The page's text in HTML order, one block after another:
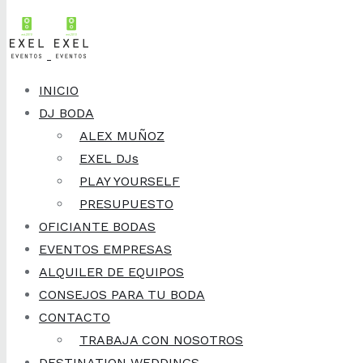
Skip to content
INICIO
DJ BODA
ALEX MUÑOZ
EXEL DJs
PLAY YOURSELF
PRESUPUESTO
OFICIANTE BODAS
EVENTOS EMPRESAS
ALQUILER DE EQUIPOS
CONSEJOS PARA TU BODA
CONTACTO
TRABAJA CON NOSOTROS